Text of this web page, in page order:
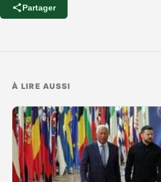
Partager
À LIRE AUSSI